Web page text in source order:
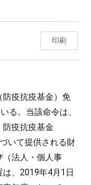
印刷
防疫抗疫基金）免
る。当該命令は、
防疫抗疫基金
いて提供される財
（法人・個人事
、2019年4月1日